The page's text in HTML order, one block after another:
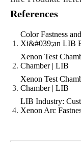
References
Color Fastness
Xi&#039;an LIB
Xenon Test
Chamber | LIB
Xenon Test
Chamber | LIB
LIB Industry:
Xenon Arc